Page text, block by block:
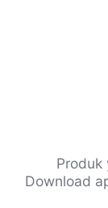
Produk
Download